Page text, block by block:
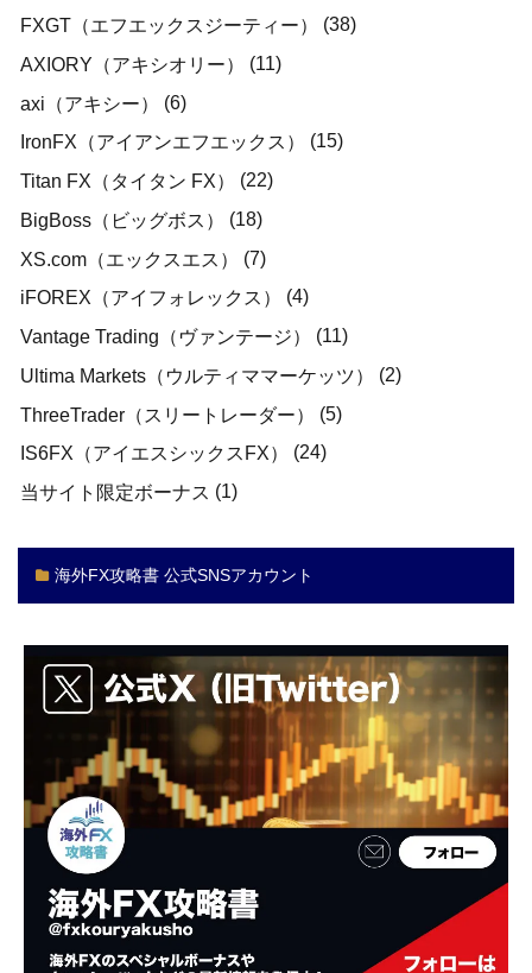
FXGT（エフエックスジーティー）
(38)
AXIORY（アキシオリー）
(11)
axi（アキシー）
(6)
IronFX（アイアンエフエックス）
(15)
Titan FX（タイタン FX）
(22)
BigBoss（ビッグボス）
(18)
XS.com（エックスエス）
(7)
iFOREX（アイフォレックス）
(4)
Vantage Trading（ヴァンテージ）
(11)
Ultima Markets（ウルティママーケッツ）
(2)
ThreeTrader（スリートレーダー）
(5)
IS6FX（アイエスシックスFX）
(24)
当サイト限定ボーナス (1)
海外FX攻略書 公式SNSアカウント